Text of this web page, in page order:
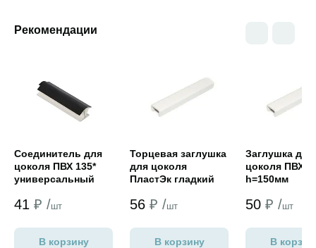
Рекомендации
Соединитель для
цоколя ПВХ 135*
универсальный
новый
41 ₽ /шт
В корзину
Торцевая заглушка
для цоколя
ПластЭк гладкий
56 ₽ /шт
В корзину
Заглушка для
цоколя ПВХ
h=150мм
50 ₽ /шт
В